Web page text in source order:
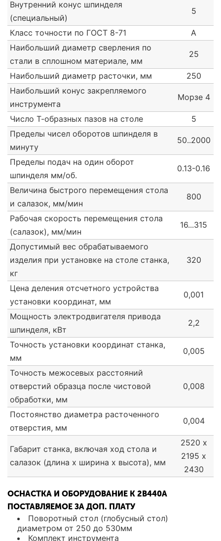
Внутренний конус шпинделя
(специальный)
5
Класс точности по ГОСТ 8-71
А
Наибольший диаметр сверления по
стали в сплошном материале, мм
25
Наибольший диаметр расточки, мм
250
Наибольший конус закрепляемого
инструмента
Морзе 4
Число Т-образных пазов на столе
5
Пределы чисел оборотов шпинделя в
минуту
50..2000
Пределы подач на один оборот
шпинделя мм/об.
0.13-0.16
Величина быстрого перемещения стола
и салазок, мм/мин
800
Рабочая скорость перемещения стола
(салазок), мм/мин
16...315
Допустимый вес обрабатываемого
изделия при установке на столе станка,
кг
320
Цена деления отсчетного устройства
установки координат, мм
0,001
Мощность электродвигателя привода
шпинделя, кВт
2,2
Точность установки координат станка,
мм
0,005
Точность межосевых расстояний
отверстий образца после чистовой
обработки, мм
0,008
Постоянство диаметра расточенного
отверстия, мм
0,004
Габарит станка, включая ход стола и
салазок (длина х ширина х высота), мм
2520 х
2195 х
2430
ОСНАСТКА И ОБОРУДОВАНИЕ К 2В440А
ПОСТАВЛЯЕМОЕ ЗА ДОП. ПЛАТУ
Поворотный стол (глобусный стол)
диаметром от 250 до 530мм
Комплект инструмента